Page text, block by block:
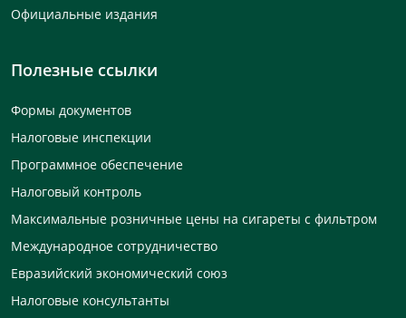
Официальные издания
Полезные ссылки
Формы документов
Налоговые инспекции
Программное обеспечение
Налоговый контроль
Максимальные розничные цены на сигареты с фильтром
Международное сотрудничество
Евразийский экономический союз
Налоговые консультанты